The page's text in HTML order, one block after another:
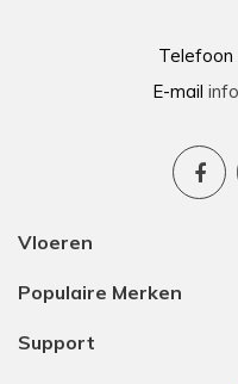
Telefoon
E-mail
Vloeren
Populaire Merken
Support